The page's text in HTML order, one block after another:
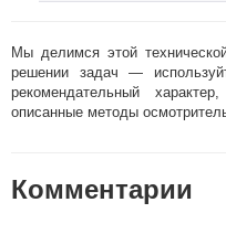
Мы делимся этой
решении задач —
рекомендательный
описанные методы
Комментарии